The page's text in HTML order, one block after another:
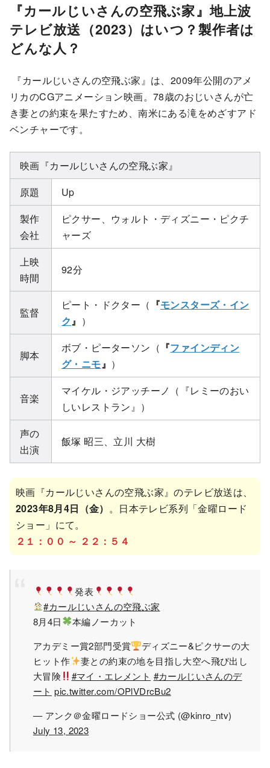
『カールじいさんの空飛ぶ家』地上波
テレビ放送（2023）はいつ？製作者は
どんな人？
『カールじいさんの空飛ぶ家』は、2009年公開のアメ
リカのCGアニメーション映画。78歳のおじいさんが亡
き妻との約束を果たすため、南米にある滝をめざすアド
ベンチャーです。
映画『カールじいさんの空飛ぶ家』
原題
Up
製作
会社
ピクサー、ウォルト・ディズニー・ピクチ
ャーズ
上映
時間
92分
監督
ピート・ドクター（ 『モンスターズ・イン
ク』 ）
脚本
ボブ・ピーターソン（ 『ファインディン
グ・ニモ』 ）
音楽
マイケル・ジアッチーノ（『レミーのおい
しいレストラン』）
声の
出演
飯塚 昭三、立川 大樹
映画『カールじいさんの空飛ぶ家』のテレビ放送は、
2023年8月4日（金） 。日本テレビ系列「金曜ロード
ショー」にて。
２１：００ ～ ２２：５４
発表
#カールじいさんの空飛ぶ家
8月4日
本編ノーカット
アカデミー賞2部門受賞
ディズニー&ピクサーの大
ヒット作
妻との約束の地を目指し大空へ飛び出し
大冒険
#マイ・エレメント #カールじいさんのデ
ート pic.twitter.com/OPlVDrcBu2
— アンク＠金曜ロードショー公式 (@kinro_ntv)
July 13, 2023